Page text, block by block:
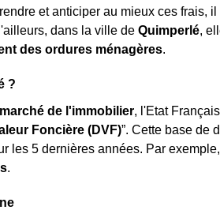
et anticiper au mieux ces frais,
dans la ville de Quimperlé,
des ordures ménagères.
?
de l'immobilier, l'Etat
Foncière (DVF)”. Cette base de
les 5 dernières années. Par
.